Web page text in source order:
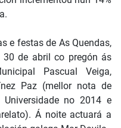
e festas de As Quendas,
de abril co pregón ás
Pascual Veiga,
Paz (mellor nota de
no 2014 e
Á noite actuará a